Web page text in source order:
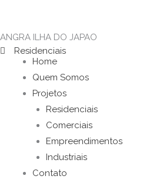
o
conteúdo
Home
Quem Somos
Projetos
Residenciais
Comerciais
Empreendimentos
Industriais
Contato
ANGRA ILHA DO JAPAO
Residenciais